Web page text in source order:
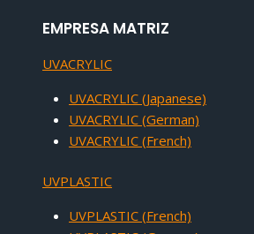
EMPRESA MATRIZ
UVACRYLIC
UVACRYLIC (Japanese)
UVACRYLIC (German)
UVACRYLIC (French)
UVPLASTIC
UVPLASTIC (French)